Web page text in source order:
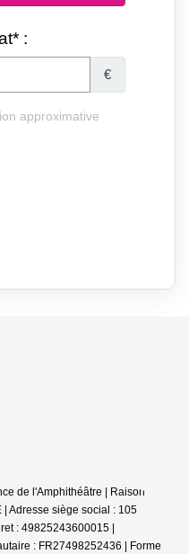
de l'Amphithéâtre | Raison
| Adresse siège social : 105
: 49825243600015 |
: FR27498252436 | Forme